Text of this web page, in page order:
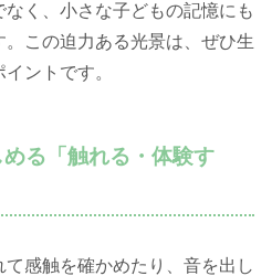
く、小さな子どもの記憶にも
この迫力ある光景は、ぜひ生
ントです。
る「触れる・体験す
感触を確かめたり、音を出し